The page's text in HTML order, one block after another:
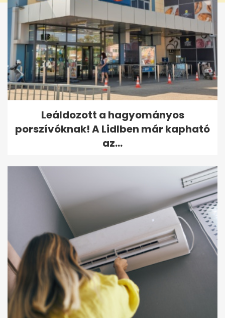
Leáldozott a hagyományos
porszívóknak! A Lidlben már kapható
az...